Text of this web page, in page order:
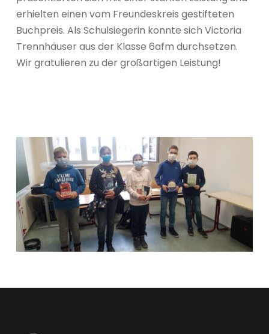
erhielten einen vom Freundeskreis gestifteten
Buchpreis. Als Schulsiegerin konnte sich Victoria
Trennhäuser aus der Klasse 6afm durchsetzen.
Wir gratulieren zu der großartigen Leistung!